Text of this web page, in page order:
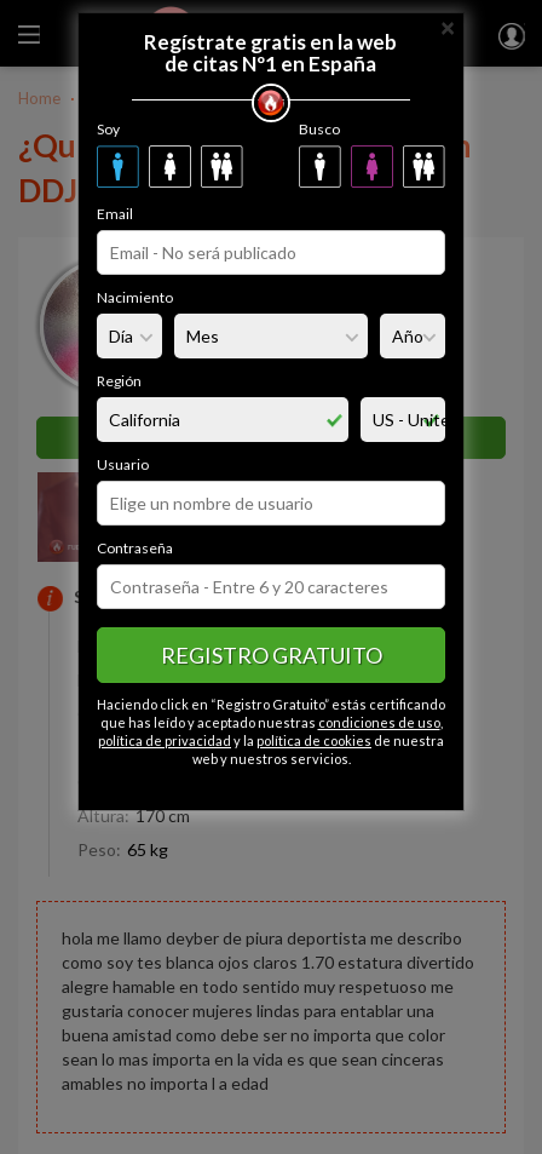
FUEGODEVIDA
Regístrate gratis
Home DDJPS104
¿Quieres tener una relación con
DDJPS104?
DDJPS104
34 años
El Algarrobo
Simpatía
Enviar mensaje ahora
SOBRE MI
Estado civil: Soltero
Fumador/a: - - -
Ojos: Marrón
Pelo: Castaño
Altura: 170 cm
Peso: 65 kg
hola me llamo deyber de piura deportista me describo
como soy tes blanca ojos claros 1.70 estatura divertido
alegre hamable en todo sentido muy respetuoso me
gustaria conocer mujeres lindas para entablar una
buena amistad como debe ser no importa que color
sean lo mas importa en la vida es que sean cinceras
amables no importa l a edad
×
Regístrate gratis en la web
de citas Nº1 en España
Soy Busco
Email
Nacimiento
Región
Usuario
Contraseña
REGISTRO GRATUITO
Haciendo click en “Registro Gratuito” estás certificando
que has leído y aceptado nuestras condiciones de uso,
política de privacidad y la política de cookies de nuestra
web y nuestros servicios.